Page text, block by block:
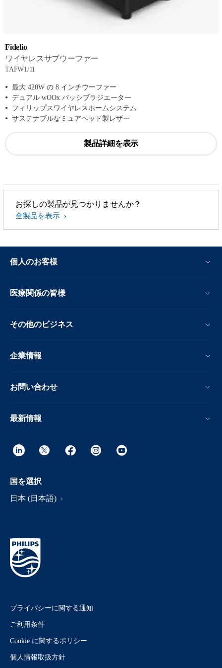
Fidelio
ワイヤレスサブウーファー
TAFW1/11
最大 420W の 8 インチウーファー
デュアル wOOx パッシブラジエーター
フィリップスワイヤレスホームシステム
サステナブルなミュアヘッド製レザー
製品詳細を表示
お探しの製品が見つかりませんか？
全製品を表示
個人のお客様
医療関係の皆様
その他のビジネス
企業情報
お問い合わせ
最新情報
国を選択
日本 (日本語)
プライバシーに関する通知
ご利用条件
Cookie に関するポリシー
個人情報取扱方針